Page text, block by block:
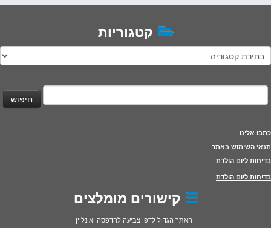
קטגוריות
קטגוריות
כתבו אלינו
תנאי השימוש באתר
בדיחות ליום הולדת
בדיחות ליום הולדת
קישורים מומלצים
האתר הגדול לדפי צביעה להדפסה ואונליין